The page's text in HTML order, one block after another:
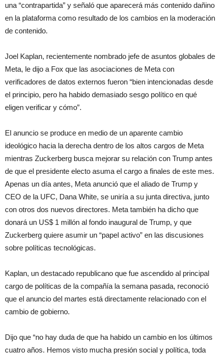
una “contrapartida” y señaló que aparecerá más contenido dañino
en la plataforma como resultado de los cambios en la moderación
de contenido.
Joel Kaplan, recientemente nombrado jefe de asuntos globales de
Meta, le dijo a Fox que las asociaciones de Meta con
verificadores de datos externos fueron “bien intencionadas desde
el principio, pero ha habido demasiado sesgo político en qué
eligen verificar y cómo”.
El anuncio se produce en medio de un aparente cambio
ideológico hacia la derecha dentro de los altos cargos de Meta
mientras Zuckerberg busca mejorar su relación con Trump antes
de que el presidente electo asuma el cargo a finales de este mes.
Apenas un día antes, Meta anunció que el aliado de Trump y
CEO de la UFC, Dana White, se uniría a su junta directiva, junto
con otros dos nuevos directores. Meta también ha dicho que
donará un US$ 1 millón al fondo inaugural de Trump, y que
Zuckerberg quiere asumir un “papel activo” en las discusiones
sobre políticas tecnológicas.
Kaplan, un destacado republicano que fue ascendido al principal
cargo de políticas de la compañía la semana pasada, reconoció
que el anuncio del martes está directamente relacionado con el
cambio de gobierno.
Dijo que “no hay duda de que ha habido un cambio en los últimos
cuatro años. Hemos visto mucha presión social y política, toda